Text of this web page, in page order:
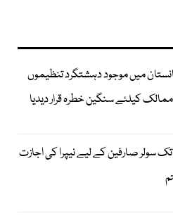
میں موجود دہشتگرد تنظیموں
کیلئے سنگین خطرہ قرار دیدیا
تک سولر صارفین کے لیے نیپرا کی اجازت